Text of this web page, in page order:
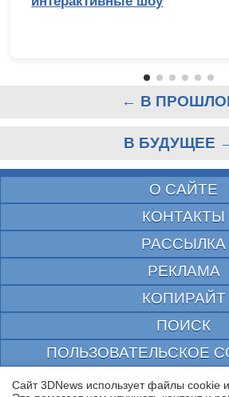
← В
В БУДУЩЕЕ
О САЙТЕ
КОНТАКТЫ
РАССЫЛКА
РЕКЛАМА
КОПИРАЙТ
ПОИСК
ПОЛЬЗОВАТЕЛЬСКОЕ
Сайт 3DNews использует файлы cookie